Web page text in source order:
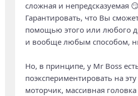
сложная и непредсказуемая 😏
Гарантировать, что Вы
помощью этого или любого
и вообще любым способом,
Но, в принципе, у Mr Boss
поэкспериментировать на
моторчик, массивная